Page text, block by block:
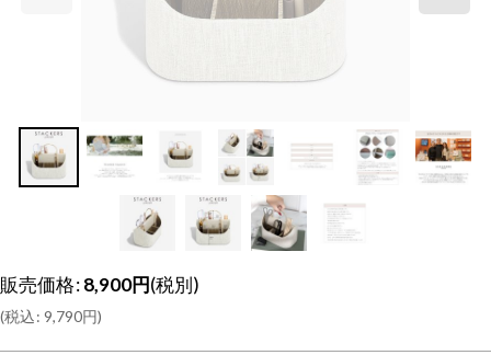
販売価格:8,900円(税別)
(税込: 9,790円)